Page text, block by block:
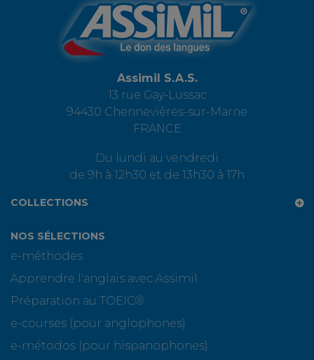
Assimil S.A.S.
13 rue Gay-Lussac
94430 Chennevières-sur-Marne
FRANCE
Du lundi au vendredi
de 9h à 12h30 et de 13h30 à 17h
COLLECTIONS
NOS SÉLECTIONS
e-méthodes
Apprendre l'anglais avec Assimil
Préparation au TOEIC®
e-courses (pour anglophones)
e-métodos (pour hispanophones)